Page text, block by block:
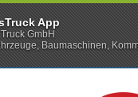
App
GmbH
Baumaschinen,